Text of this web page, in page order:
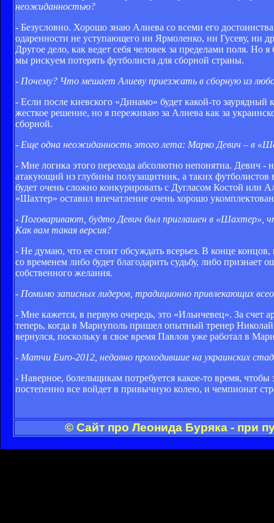
неожиданностью?
- Безусловно. Хорошо знаю Алиева со всеми его
одаренности не уступающего ни Ярмоленко, ни Гусеву, ни
Другое дело, как ведет себя человек за пределами поля. Но
мы рискуем потерять футболиста для сборной страны.
- Почему? Что мешает Алиеву приезжать в сборную из
- Если после киевского «Динамо» будет какой-то
жесткое решение, но я переживаю за Алиева как за
сборной.
- Еще одна неожиданность этого лета: Марко Девич – в
- Мне логика этого перехода абсолютно непонятна. Девич -
атакующий из глубины полузащитник, а таких
будет очень сложно конкурировать с Дугласом Костой или
«Шахтер» оставил впечатление очень хорошо
- Поговаривают, будто Девич был приглашен в «Шахтер»,
Как вам такая версия?
- Не думаю, что ее стоит обсуждать всерьез. В конце
со временем либо будет благодарить судьбу, либо
собственного желания.
- Помимо записных лидеров, традиционно привлекающих
- Мне кажется, в первую очередь, это «Ильичевец». За
теперь, когда в Мариуполь пришел опытный тренер
вернулся, поскольку в свое время Павлов уже работал в
- Матчи Euro-2012, недавно проходившие на украинских
- Наверное, болельщикам потребуется какое-то время,
постепенно все войдет в привычную колею, и чемпионат
© Сайт про Леонида Буряка - при